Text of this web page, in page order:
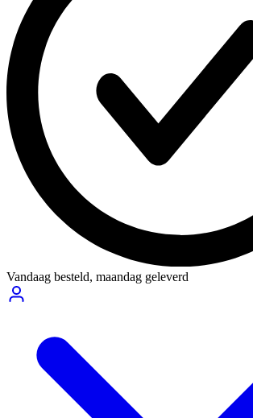
Vandaag besteld, maandag geleverd